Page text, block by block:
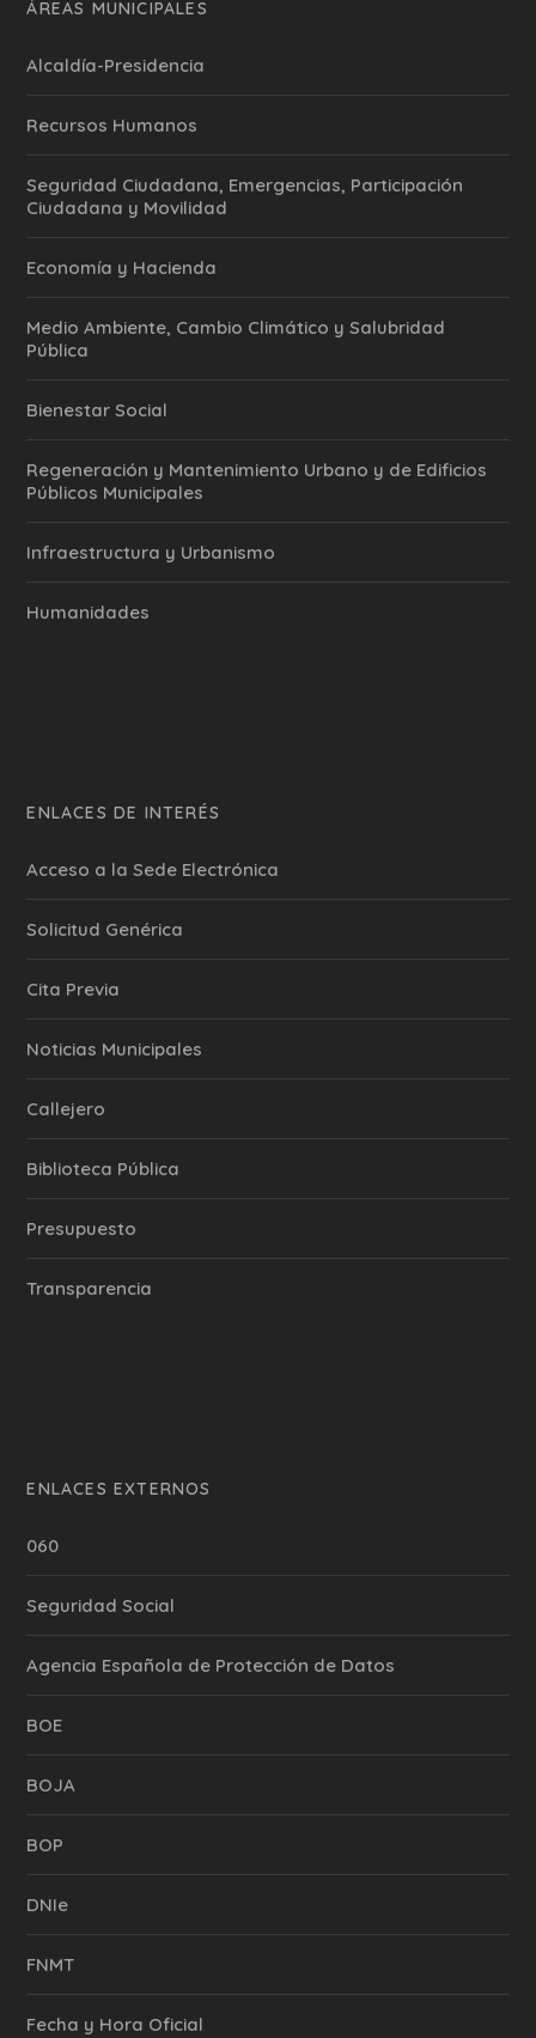
ÁREAS MUNICIPALES
Alcaldía-Presidencia
Recursos Humanos
Seguridad Ciudadana, Emergencias, Participación
Ciudadana y Movilidad
Economía y Hacienda
Medio Ambiente, Cambio Climático y Salubridad
Pública
Bienestar Social
Regeneración y Mantenimiento Urbano y de Edificios
Públicos Municipales
Infraestructura y Urbanismo
Humanidades
ENLACES DE INTERÉS
Acceso a la Sede Electrónica
Solicitud Genérica
Cita Previa
‎Noticias Municipales
Callejero
Biblioteca Pública
Presupuesto
Transparencia
ENLACES EXTERNOS
060
Seguridad Social
Agencia Española de Protección de Datos
BOE
BOJA
BOP
DNIe
FNMT
Fecha y Hora Oficial